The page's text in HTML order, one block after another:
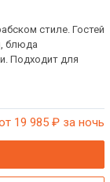
стиле. Гостей
блюда
Подходит для
19 985 ₽ за ночь